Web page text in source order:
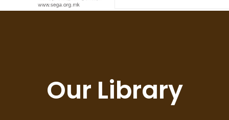
Our Library